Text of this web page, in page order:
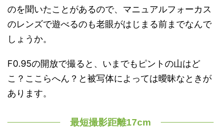
のを聞いたことがあるので、マニュアルフォーカス
のレンズで遊べるのも老眼がはじまる前までなんで
しょうか。
F0.95の開放で撮ると、いまでもピントの山はど
こ？ここらへん？と被写体によっては曖昧なときが
あります。
最短撮影距離17cm